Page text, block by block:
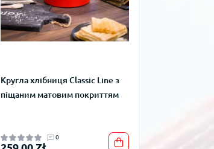
Кругла хлібниця Classic Line з
піщаним матовим покриттям
0